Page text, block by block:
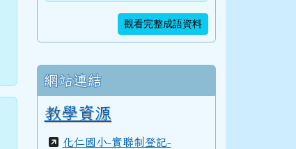
觀看完整成語資料
網站連結
教學資源
化仁國小-實聯制登記-